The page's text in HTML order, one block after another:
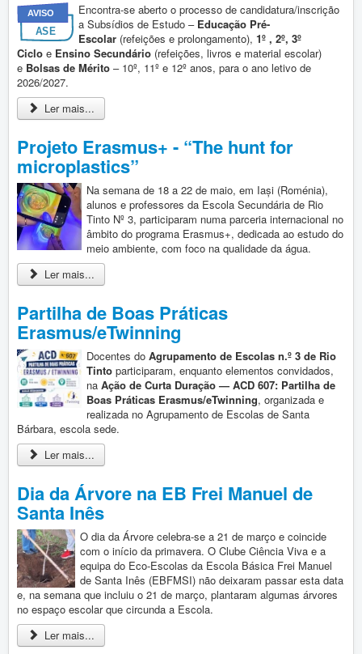
Encontra-se aberto o processo de candidatura/inscrição
a Subsídios de Estudo – Educação Pré-
Escolar (refeições e prolongamento), 1º , 2º, 3º
Ciclo e Ensino Secundário (refeições, livros e material escolar)
e Bolsas de Mérito – 10º, 11º e 12º anos, para o ano letivo de
2026/2027.
Ler mais...
Projeto Erasmus+ - “The hunt for
microplastics”
Na semana de 18 a 22 de maio, em Iași (Roménia),
alunos e professores da Escola Secundária de Rio
Tinto Nº 3, participaram numa parceria internacional no
âmbito do programa Erasmus+, dedicada ao estudo do
meio ambiente, com foco na qualidade da água.
Ler mais...
Partilha de Boas Práticas
Erasmus/eTwinning
Docentes do Agrupamento de Escolas n.º 3 de Rio
Tinto participaram, enquanto elementos convidados,
na Ação de Curta Duração — ACD 607: Partilha de
Boas Práticas Erasmus/eTwinning, organizada e
realizada no Agrupamento de Escolas de Santa
Bárbara, escola sede.
Ler mais...
Dia da Árvore na EB Frei Manuel de
Santa Inês
O dia da Árvore celebra-se a 21 de março e coincide
com o início da primavera. O Clube Ciência Viva e a
equipa do Eco-Escolas da Escola Básica Frei Manuel
de Santa Inês (EBFMSI) não deixaram passar esta data
e, na semana que incluiu o 21 de março, plantaram algumas árvores
no espaço escolar que circunda a Escola.
Ler mais...